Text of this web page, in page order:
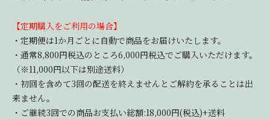
【定期購入をご利用の場合】
・定期便は1か月ごとに自動で商品をお届けいたします。
・通常8,800円税込のところ6,000円税込でご購入いただけます。
（※11,000円以下は別途送料）
・初回を含めて3回の配送を終えませんとご解約を承ることは出
来ません。
・ご継続3回での商品お支払い総額:18,000円(税込)+送料